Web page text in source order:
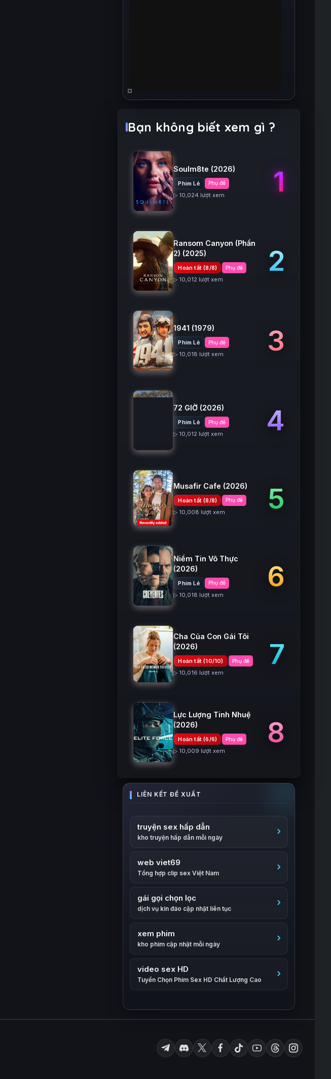
Bạn không biết xem gì ?
Soulm8te (2026)
Phim Lẻ Phụ đề
▷ 10,024 lượt xem 1
Ransom Canyon (Phần
2) (2025)
Hoàn tất (8/8) Phụ đề
▷ 10,012 lượt xem
2
1941 (1979)
Phim Lẻ Phụ đề
▷ 10,018 lượt xem 3
72 GIỜ (2026)
Phim Lẻ Phụ đề
▷ 10,012 lượt xem 4
Musafir Cafe (2026)
Hoàn tất (8/8) Phụ đề
▷ 10,008 lượt xem 5
Niềm Tin Vô Thực
(2026)
Phim Lẻ Phụ đề
▷ 10,018 lượt xem
6
Cha Của Con Gái Tôi
(2026)
Hoàn tất (10/10) Phụ đề
▷ 10,016 lượt xem
7
Lực Lượng Tinh Nhuệ
(2026)
Hoàn tất (6/6) Phụ đề
▷ 10,009 lượt xem
8
truyện sex hấp dẫn
kho truyện hấp dẫn mỗi ngày
web viet69
Tổng hợp clip sex Việt Nam
gái gọi chọn lọc
dịch vụ kín đáo cập nhật liên tục
xem phim
kho phim cập nhật mỗi ngày
video sex HD
Tuyển Chọn Phim Sex HD Chất Lượng Cao